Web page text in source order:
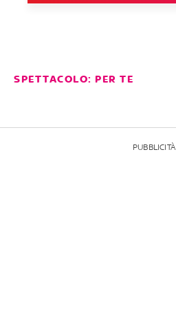
SPETTACOLO: PER TE
PUBBLICITÀ